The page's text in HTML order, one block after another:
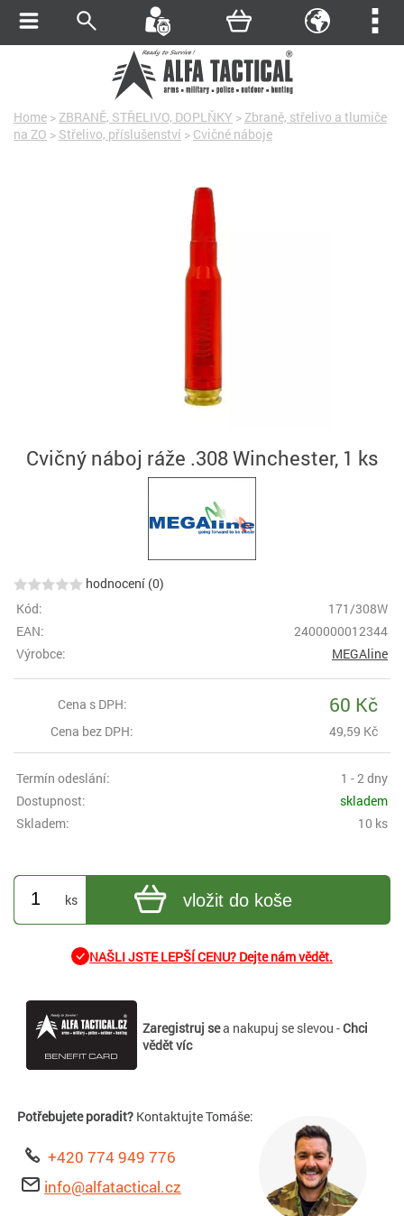
Home > ZBRANĚ, STŘELIVO, DOPLŇKY > Zbraně, střelivo a tlumiče
na ZO > Střelivo, příslušenství > Cvičné náboje
Cvičný náboj ráže .308 Winchester, 1 ks
hodnocení (0)
Kód:
171/308W
EAN:
2400000012344
Výrobce:
MEGAline
Cena s DPH: 60 Kč
Cena bez DPH: 49,59 Kč
Termín odeslání:
1 - 2 dny
Dostupnost:
skladem
Skladem:
10 ks
ks vložit do koše
NAŠLI JSTE LEPŠÍ CENU? Dejte nám vědět.
Zaregistruj sea nakupuj se slevou -Chci
vědět víc
Potřebujete poradit? Kontaktujte Tomáše:
+420 774 949 776
info@alfatactical.cz